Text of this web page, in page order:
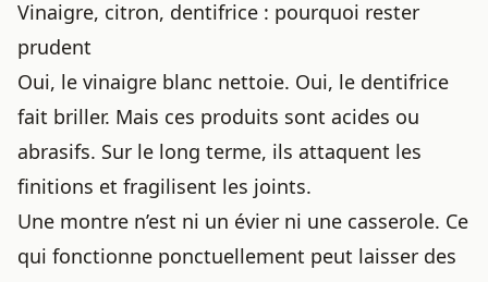
Vinaigre, citron, dentifrice : pourquoi rester
prudent
Oui, le vinaigre blanc nettoie. Oui, le dentifrice
fait briller. Mais ces produits sont acides ou
abrasifs. Sur le long terme, ils attaquent les
finitions et fragilisent les joints.
Une montre n’est ni un évier ni une casserole. Ce
qui fonctionne ponctuellement peut laisser des